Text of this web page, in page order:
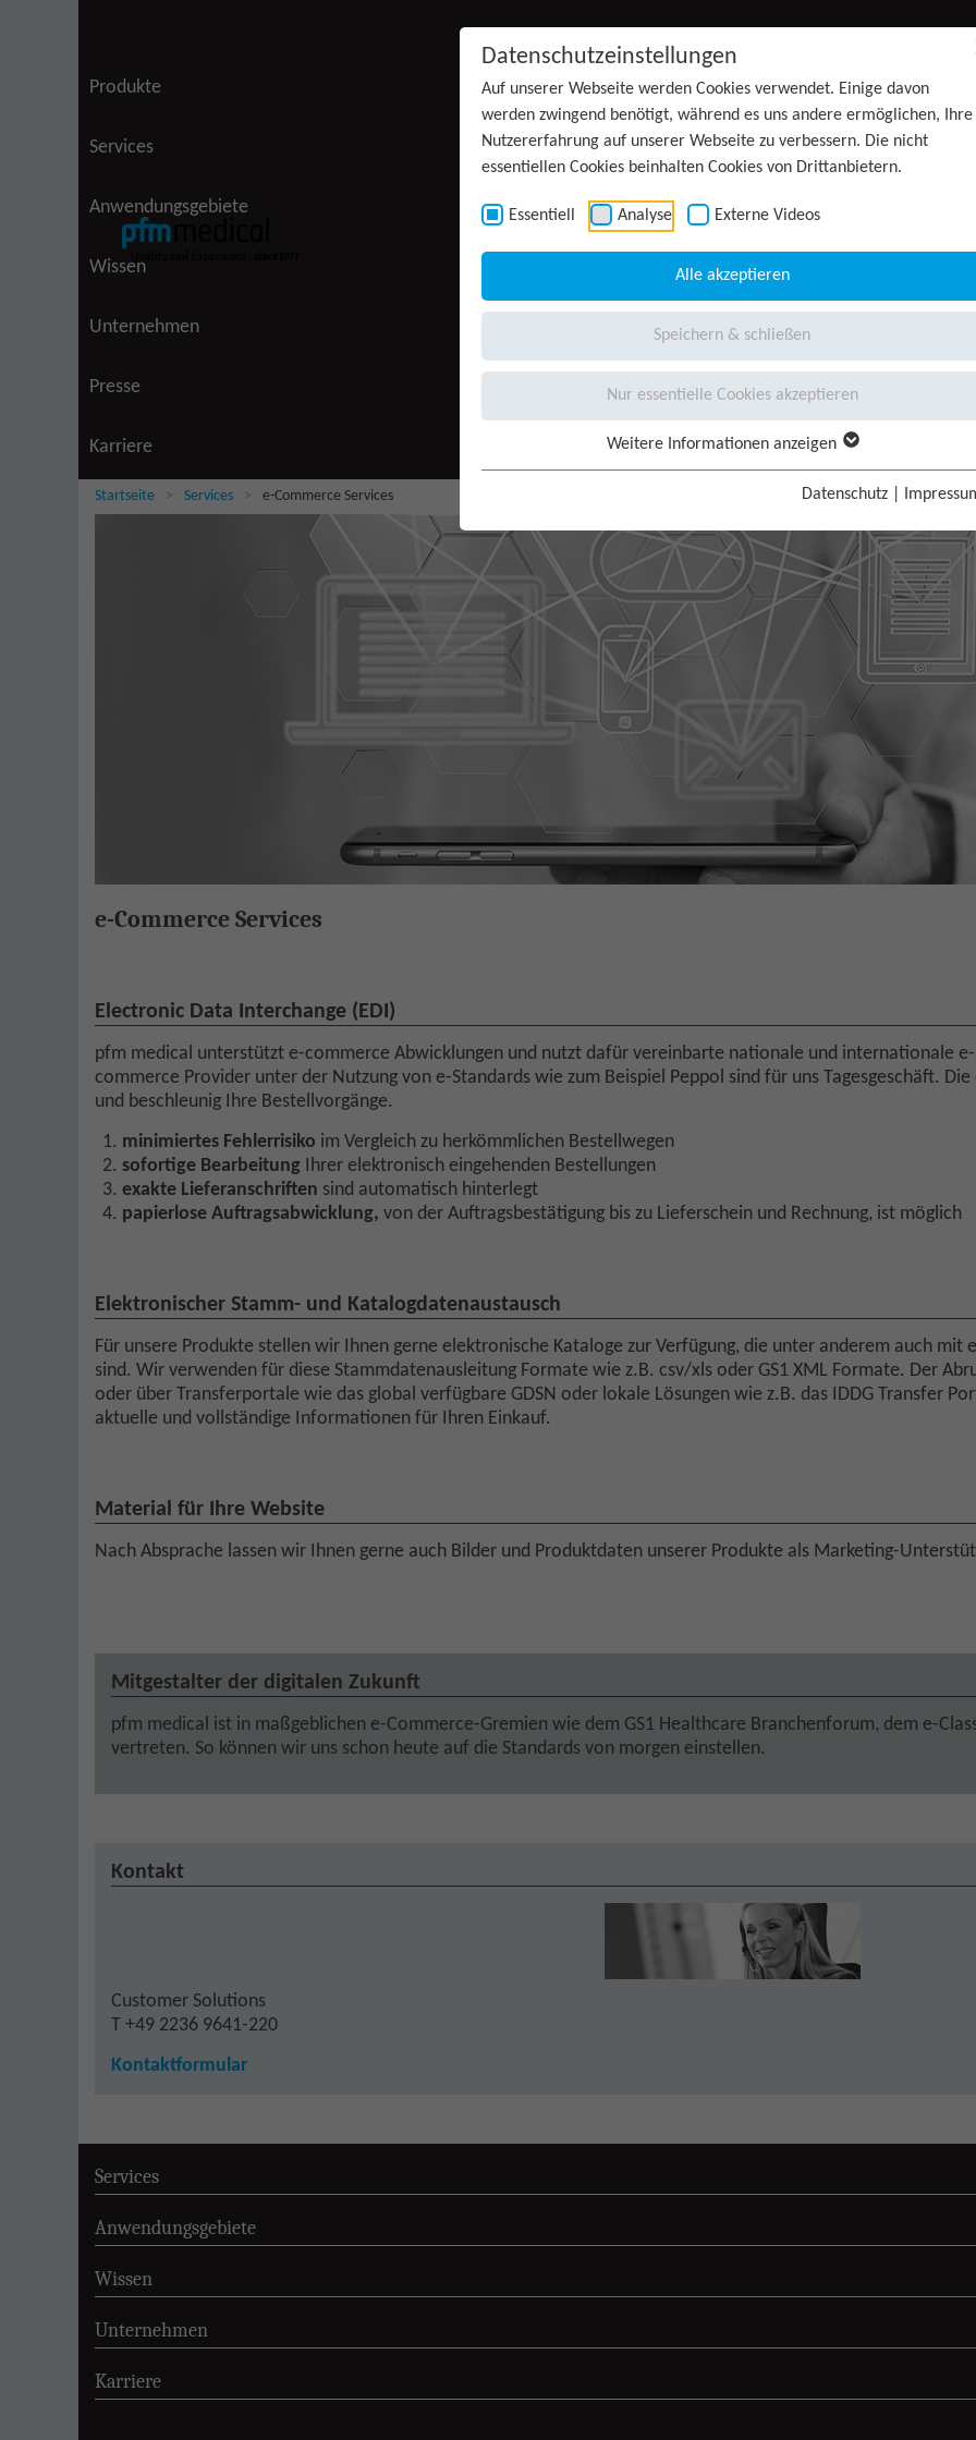
Datenschutzeinstellungen
Auf unserer Webseite werden Cookies verwendet. Einige davon
werden zwingend benötigt, während es uns andere ermöglichen, Ihre
Nutzererfahrung auf unserer Webseite zu verbessern. Die nicht
essentiellen Cookies beinhalten Cookies von Drittanbietern.
Essentiell Analyse Externe Videos
Alle akzeptieren
Speichern & schließen
Nur essentielle Cookies akzeptieren
Weitere Informationen anzeigen
Datenschutz
Produkte
Services
Anwendungsgebiete
Wissen
Unternehmen
Presse
Karriere
Sie sind hier:
Startseite Services e-Commerce Services
e-Commerce Services
Electronic Data Interchange (EDI)
pfm medical unterstützt e-commerce Abwicklungen und nutzt dafür vereinbarte nationale und internationale
commerce Provider unter der Nutzung von e-Standards wie zum Beispiel Peppol sind für uns Tagesgeschäft.
und beschleunig Ihre Bestellvorgänge.
minimiertes Fehlerrisiko im Vergleich zu herkömmlichen Bestellwegen
sofortige Bearbeitung Ihrer elektronisch eingehenden Bestellungen
exakte Lieferanschriften sind automatisch hinterlegt
papierlose Auftragsabwicklung, von der Auftragsbestätigung bis zu Lieferschein und Rechnung, ist möglich
Elektronischer Stamm- und Katalogdatenaustausch
Für unsere Produkte stellen wir Ihnen gerne elektronische Kataloge zur Verfügung, die unter anderem auch
sind. Wir verwenden für diese Stammdatenausleitung Formate wie z.B. csv/xls oder GS1 XML Formate. Der
oder über Transferportale wie das global verfügbare GDSN oder lokale Lösungen wie z.B. das IDDG Transfer
aktuelle und vollständige Informationen für Ihren Einkauf.
Material für Ihre Website
Nach Absprache lassen wir Ihnen gerne auch Bilder und Produktdaten unserer Produkte als Marketing-
Mitgestalter der digitalen Zukunft
pfm medical ist in maßgeblichen e-Commerce-Gremien wie dem GS1 Healthcare Branchenforum, dem e-
vertreten. So können wir uns schon heute auf die Standards von morgen einstellen.
Kontakt
Customer Solutions
T +49 2236 9641-220
Kontaktformular
Services
Anwendungsgebiete
Wissen
Unternehmen
Karriere